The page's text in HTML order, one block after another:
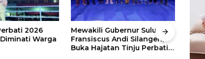
2026
Warga
Mewakili Gubernur Sulut, dr
Fransiscus Andi Silangen,
Buka Hajatan Tinju Perbati